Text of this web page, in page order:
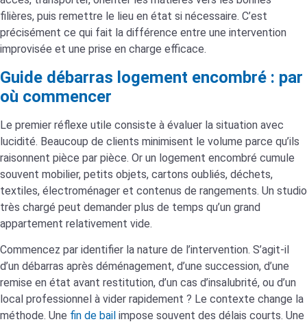
filières, puis remettre le lieu en état si nécessaire. C’est
précisément ce qui fait la différence entre une intervention
improvisée et une prise en charge efficace.
Guide débarras logement encombré : par
où commencer
Le premier réflexe utile consiste à évaluer la situation avec
lucidité. Beaucoup de clients minimisent le volume parce qu’ils
raisonnent pièce par pièce. Or un logement encombré cumule
souvent mobilier, petits objets, cartons oubliés, déchets,
textiles, électroménager et contenus de rangements. Un studio
très chargé peut demander plus de temps qu’un grand
appartement relativement vide.
Commencez par identifier la nature de l’intervention. S’agit-il
d’un débarras après déménagement, d’une succession, d’une
remise en état avant restitution, d’un cas d’insalubrité, ou d’un
local professionnel à vider rapidement ? Le contexte change la
méthode. Une fin de bail impose souvent des délais courts. Une